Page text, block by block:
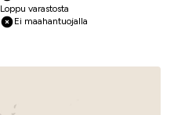
Loppu varastosta
Ei maahantuojalla